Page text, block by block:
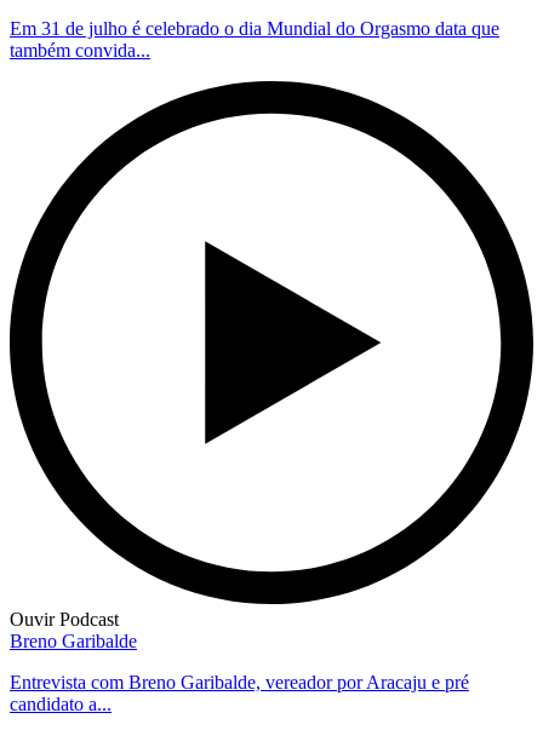
Em 31 de julho é celebrado o dia Mundial do Orgasmo data que
também convida...
Ouvir Podcast
Breno Garibalde
Entrevista com Breno Garibalde, vereador por Aracaju e pré
candidato a...